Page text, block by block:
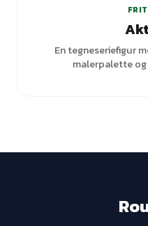
En tegneseriefigur
malerpalette og